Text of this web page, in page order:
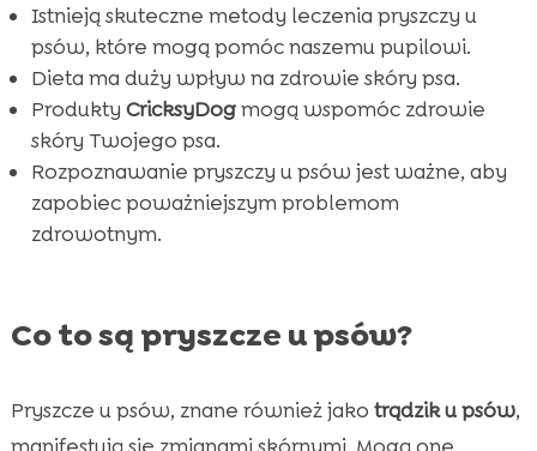
Istnieją skuteczne metody leczenia pryszczy u
psów, które mogą pomóc naszemu pupilowi.
Dieta ma duży wpływ na zdrowie skóry psa.
Produkty CricksyDogmogą wspomóc zdrowie
skóry Twojego psa.
Rozpoznawanie pryszczy u psów jest ważne, aby
zapobiec poważniejszym problemom
zdrowotnym.
Co to są pryszcze u psów?
Pryszcze u psów, znane również jako trądzik u psów,